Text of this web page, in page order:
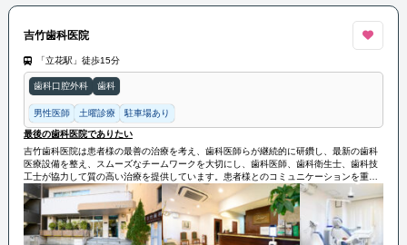
吉竹歯科医院
「立花駅」徒歩15分
歯科口腔外科 歯科
男性医師 土曜診療 駐車場あり
最後の歯科医院でありたい
吉竹歯科医院は患者様の最善の治療を考え、歯科医師らが継続的に研鑽し、最新の歯科
医療設備を整え、スムーズなチームワークを大切にし、歯科医師、歯科衛生士、歯科技
工士が協力して質の高い治療を提供しています。患者様とのコミュニケーションを重視
し、一方的な説明ではなく患者様の意向やライフスタイルを尊重し、治療方針を共有し
ます。先進的な設備や医療機器を活用し、患者様の症状を正確に把握し、治療の際に安
全な処置を行います。再生医療にも積極的に取り組み、柔軟に患者の症状に対応するた
め、今後も力を入れていく方針です。